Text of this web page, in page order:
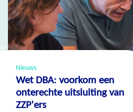
Nieuws
Wet DBA: voorkom een
onterechte uitsluiting van
ZZP'ers